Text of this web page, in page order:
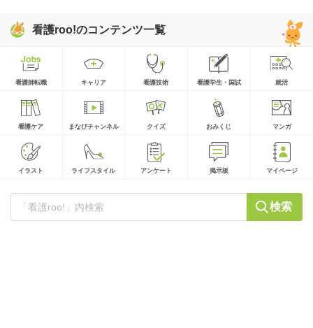
看護roo!のコンテンツ一覧
看護師転職 キャリア 看護技術 看護学生・国試 就活
看護ケア まなびチャンネル クイズ おみくじ マンガ
イラスト ライフスタイル アンケート 掲示板 マイページ
検索